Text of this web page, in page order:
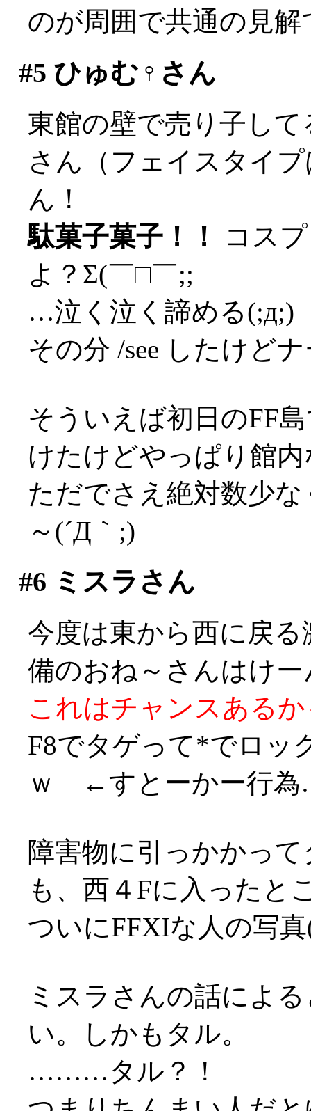
のが周囲で共通の見
#5 ひゅむ♀さん
東館の壁で売り子し
さん（フェイスタイ
ん！
駄菓子菓子！！
コス
よ？Σ(￣□￣;;
…泣く泣く諦める(;д;)
その分 /see したけど
そういえば初日のFF
けたけどやっぱり館
ただでさえ絶対数少
～(´Д｀;)
#6 ミスラさん
今度は東から西に戻
備のおね～さんはけ
これはチャンスある
F8でタゲって*でロッ
ｗ ←すとーかー行為
障害物に引っかかっ
も、西４Fに入ったと
ついにFFXIな人の写
ミスラさんの話によ
い。しかもタル。
………タル？！